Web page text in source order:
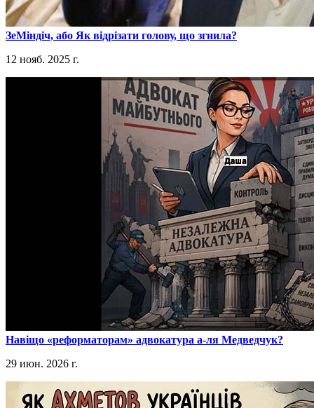
​ЗеМіндіч, або Як відрізати голову, що згнила?
12 нояб. 2025 г.
​Навіщо «реформаторам» адвокатура а-ля Медведчук?
29 июн. 2026 г.